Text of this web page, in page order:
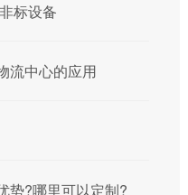
标设备
流中心的应用
势?哪里可以定制?